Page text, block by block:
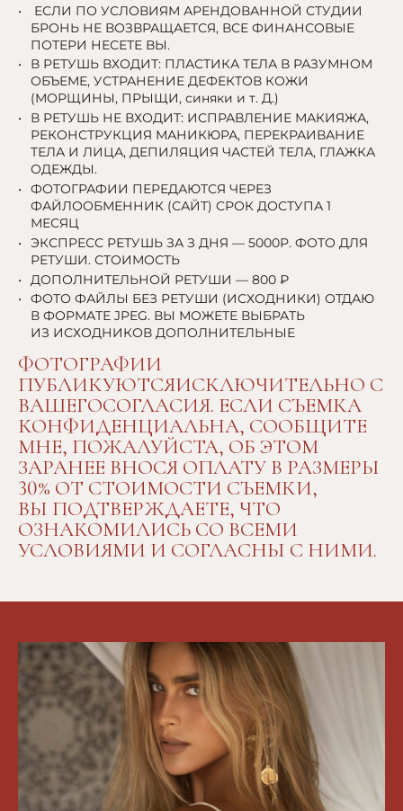
ЕСЛИ ПО УСЛОВИЯМ АРЕНДОВАННОЙ СТУДИИ
БРОНЬ НЕ ВОЗВРАЩАЕТСЯ, ВСЕ ФИНАНСОВЫЕ
ПОТЕРИ НЕСЕТЕ ВЫ.
В РЕТУШЬ ВХОДИТ: ПЛАСТИКА ТЕЛА В РАЗУМНОМ
ОБЪЕМЕ, УСТРАНЕНИЕ ДЕФЕКТОВ КОЖИ
(МОРЩИНЫ, ПРЫЩИ, синяки и т. Д.)
В РЕТУШЬ НЕ ВХОДИТ: ИСПРАВЛЕНИЕ МАКИЯЖА,
РЕКОНСТРУКЦИЯ МАНИКЮРА, ПЕРЕКРАИВАНИЕ
ТЕЛА И ЛИЦА, ДЕПИЛЯЦИЯ ЧАСТЕЙ ТЕЛА, ГЛАЖКА
ОДЕЖДЫ.
ФОТОГРАФИИ ПЕРЕДАЮТСЯ ЧЕРЕЗ
ФАЙЛООБМЕННИК (САЙТ) СРОК ДОСТУПА 1
МЕСЯЦ
ЭКСПРЕСС РЕТУШЬ ЗА З ДНЯ — 5000Р. ФОТО ДЛЯ
РЕТУШИ. СТОИМОСТЬ
ДОПОЛНИТЕЛЬНОЙ РЕТУШИ — 800 ₽
ФОТО ФАЙЛЫ БЕЗ РЕТУШИ (ИСХОДНИКИ) ОТДАЮ
В ФОРМАТЕ JPEG. ВЫ МОЖЕТЕ ВЫБРАТЬ
ИЗ ИСХОДНИКОВ ДОПОЛНИТЕЛЬНЫЕ
ФОТОГРАФИИ
ПУБЛИКУЮТСЯИСКЛЮЧИТЕЛЬНО С
ВАШЕГОСОГЛАСИЯ. ЕСЛИ СЪЕМКА
КОНФИДЕНЦИАЛЬНА, СООБЩИТЕ
МНЕ, ПОЖАЛУЙСТА, ОБ ЭТОМ
ЗАРАНЕЕ ВНОСЯ ОПЛАТУ В РАЗМЕРЫ
30% ОТ СТОИМОСТИ СЪЕМКИ,
ВЫ ПОДТВЕРЖДАЕТЕ, ЧТО
ОЗНАКОМИЛИСЬ СО ВСЕМИ
УСЛОВИЯМИ И СОГЛАСНЫ С НИМИ.